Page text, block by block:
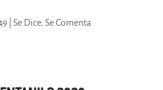
| Se Dice, Se Comenta